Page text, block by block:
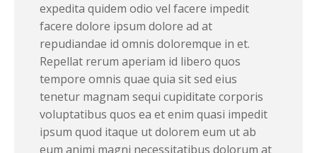
expedita quidem odio vel facere impedit
facere dolore ipsum dolore ad at
repudiandae id omnis doloremque in et.
Repellat rerum aperiam id libero quos
tempore omnis quae quia sit sed eius
tenetur magnam sequi cupiditate corporis
voluptatibus quos ea et enim quasi impedit
ipsum quod itaque ut dolorem eum ut ab
eum animi magni necessitatibus dolorum at